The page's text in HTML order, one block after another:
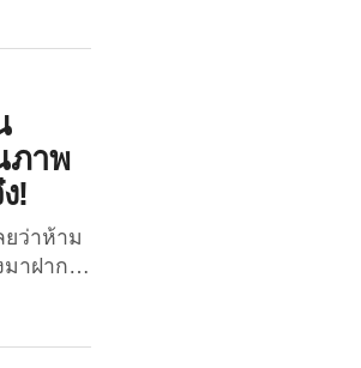
ศิลปิน
ไตล์อนิ
อีก
ถูกจัด
อปี...
ภาพ
!
ยว่าห้าม
มาฝาก
ณ กรุง